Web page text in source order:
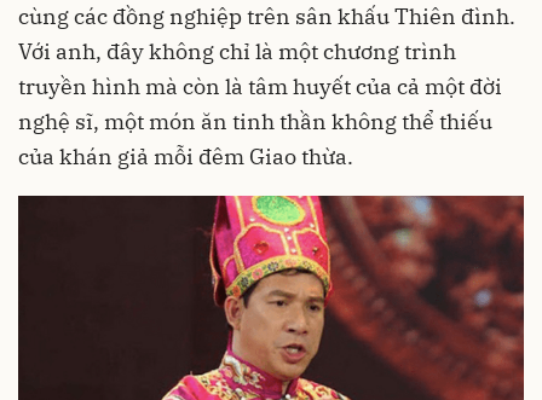
cùng các đồng nghiệp trên sân khấu Thiên đình.
Với anh, đây không chỉ là một chương trình
truyền hình mà còn là tâm huyết của cả một đời
nghệ sĩ, một món ăn tinh thần không thể thiếu
của khán giả mỗi đêm Giao thừa.